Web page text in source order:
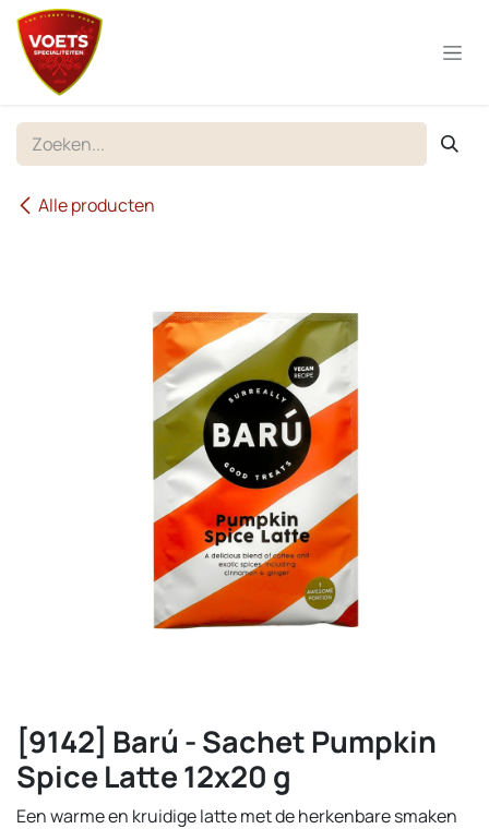
Overslaan naar inhoud
Alle producten
[9142] Barú - Sachet Pumpkin
Spice Latte 12x20 g
Een warme en kruidige latte met de herkenbare smaken